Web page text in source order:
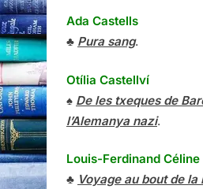
Ada Castells
♣ Pura sang.
Otília Castellví
♠ De les txeques de
l’Alemanya nazi.
Louis-Ferdinand Céline
♣ Voyage au bout de la